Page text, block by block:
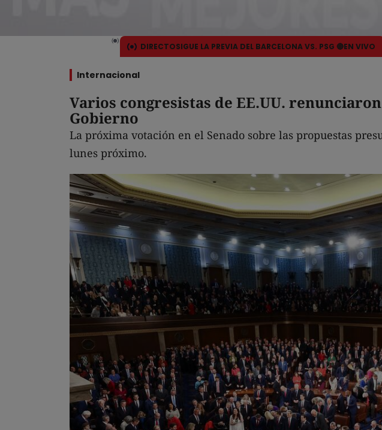
DIRECTOSIGUE LA PREVIA DEL BARCELONA VS. PSG 🔴EN VIVO
Internacional
Varios congresistas de EE.UU.
Gobierno
La próxima votación en el Senado sobre las propuestas
lunes próximo.